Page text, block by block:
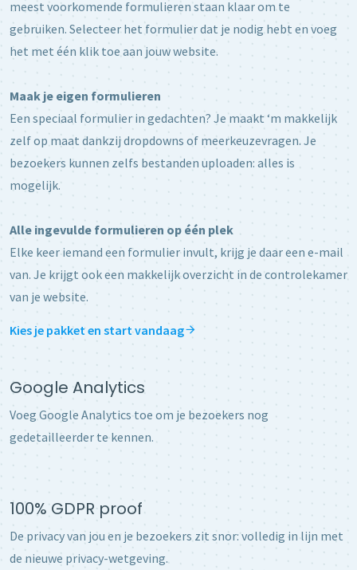
meest voorkomende formulieren staan klaar om te
gebruiken. Selecteer het formulier dat je nodig hebt en voeg
het met één klik toe aan jouw website.
Maak je eigen formulieren
Een speciaal formulier in gedachten? Je maakt ‘m makkelijk
zelf op maat dankzij dropdowns of meerkeuzevragen. Je
bezoekers kunnen zelfs bestanden uploaden: alles is
mogelijk.
Alle ingevulde formulieren op één plek
Elke keer iemand een formulier invult, krijg je daar een e-mail
van. Je krijgt ook een makkelijk overzicht in de controlekamer
van je website.
Kies je pakket en start vandaag
Google Analytics
Voeg Google Analytics toe om je bezoekers nog
gedetailleerder te kennen.
100% GDPR proof
De privacy van jou en je bezoekers zit snor: volledig in lijn met
de nieuwe privacy-wetgeving.